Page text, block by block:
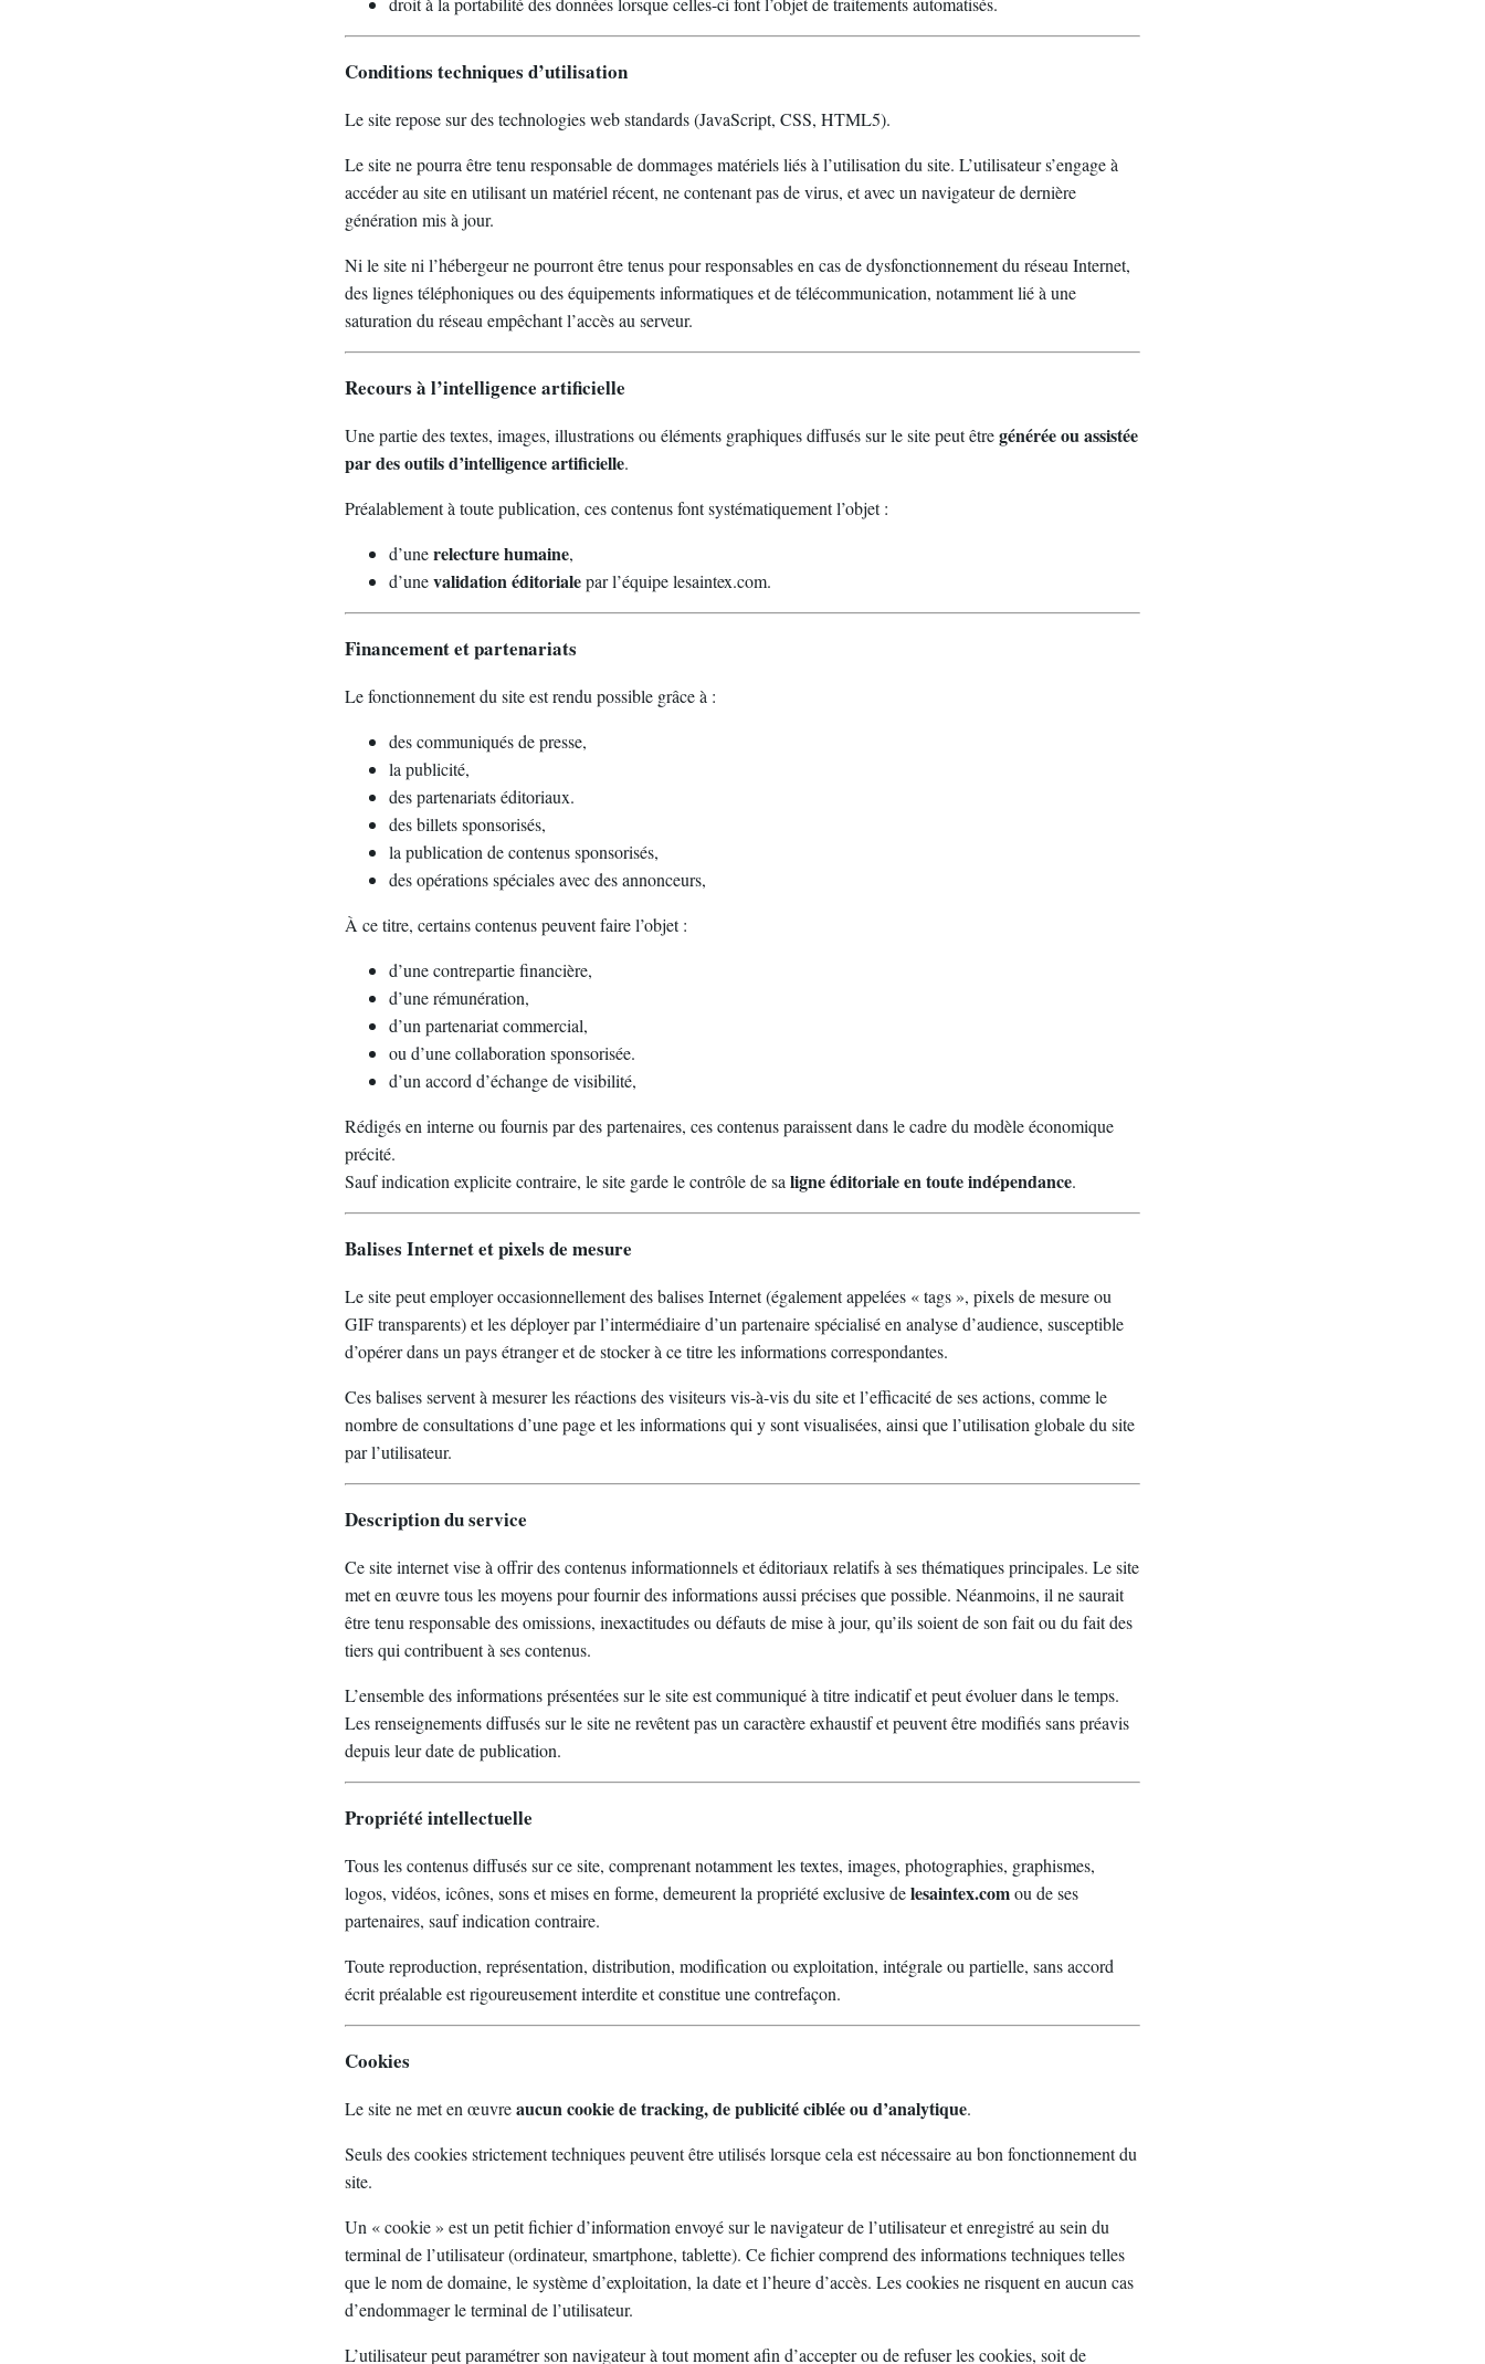
Conditions techniques d’utilisation
Le site repose sur des technologies web standards (JavaScript, CSS, HTML5).
Le site ne pourra être tenu responsable de dommages matériels liés à l’utilisation du site. L’utilisateur s’engage à
accéder au site en utilisant un matériel récent, ne contenant pas de virus, et avec un navigateur de dernière
génération mis à jour.
Ni le site ni l’hébergeur ne pourront être tenus pour responsables en cas de dysfonctionnement du réseau Internet,
des lignes téléphoniques ou des équipements informatiques et de télécommunication, notamment lié à une
saturation du réseau empêchant l’accès au serveur.
Recours à l’intelligence artificielle
Une partie des textes, images, illustrations ou éléments graphiques diffusés sur le site peut êtregénérée ou assistée
par des outils d’intelligence artificielle.
Préalablement à toute publication, ces contenus font systématiquement l’objet :
d’unerelecture humaine,
d’unevalidation éditorialepar l’équipe lesaintex.com.
Financement et partenariats
Le fonctionnement du site est rendu possible grâce à :
des communiqués de presse,
la publicité,
des partenariats éditoriaux.
des billets sponsorisés,
la publication de contenus sponsorisés,
des opérations spéciales avec des annonceurs,
À ce titre, certains contenus peuvent faire l’objet :
d’une contrepartie financière,
d’une rémunération,
d’un partenariat commercial,
ou d’une collaboration sponsorisée.
d’un accord d’échange de visibilité,
Rédigés en interne ou fournis par des partenaires, ces contenus paraissent dans le cadre du modèle économique
précité.
Sauf indication explicite contraire, le site garde le contrôle de sa ligne éditoriale en toute indépendance.
Balises Internet et pixels de mesure
Le site peut employer occasionnellement des balises Internet (également appelées « tags », pixels de mesure ou
GIF transparents) et les déployer par l’intermédiaire d’un partenaire spécialisé en analyse d’audience, susceptible
d’opérer dans un pays étranger et de stocker à ce titre les informations correspondantes.
Ces balises servent à mesurer les réactions des visiteurs vis-à-vis du site et l’efficacité de ses actions, comme le
nombre de consultations d’une page et les informations qui y sont visualisées, ainsi que l’utilisation globale du site
par l’utilisateur.
Description du service
Ce site internet vise à offrir des contenus informationnels et éditoriaux relatifs à ses thématiques principales. Le site
met en œuvre tous les moyens pour fournir des informations aussi précises que possible. Néanmoins, il ne saurait
être tenu responsable des omissions, inexactitudes ou défauts de mise à jour, qu’ils soient de son fait ou du fait des
tiers qui contribuent à ses contenus.
L’ensemble des informations présentées sur le site est communiqué à titre indicatif et peut évoluer dans le temps.
Les renseignements diffusés sur le site ne revêtent pas un caractère exhaustif et peuvent être modifiés sans préavis
depuis leur date de publication.
Propriété intellectuelle
Tous les contenus diffusés sur ce site, comprenant notamment les textes, images, photographies, graphismes,
logos, vidéos, icônes, sons et mises en forme, demeurent la propriété exclusive delesaintex.comou de ses
partenaires, sauf indication contraire.
Toute reproduction, représentation, distribution, modification ou exploitation, intégrale ou partielle, sans accord
écrit préalable est rigoureusement interdite et constitue une contrefaçon.
Cookies
Le site ne met en œuvreaucun cookie de tracking, de publicité ciblée ou d’analytique.
Seuls des cookies strictement techniques peuvent être utilisés lorsque cela est nécessaire au bon fonctionnement du
site.
Un « cookie » est un petit fichier d’information envoyé sur le navigateur de l’utilisateur et enregistré au sein du
terminal de l’utilisateur (ordinateur, smartphone, tablette). Ce fichier comprend des informations techniques telles
que le nom de domaine, le système d’exploitation, la date et l’heure d’accès. Les cookies ne risquent en aucun cas
d’endommager le terminal de l’utilisateur.
L’utilisateur peut paramétrer son navigateur à tout moment afin d’accepter ou de refuser les cookies, soit de